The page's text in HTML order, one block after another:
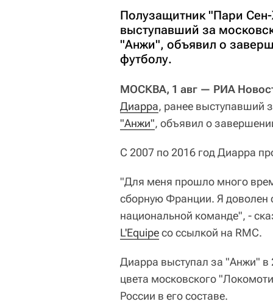
Полузащитник "Пари
выступавший за
"Анжи", объявил о
футболу.
МОСКВА, 1 авг — РИА
Диарра, ранее выступавший
"Анжи", объявил о
С 2007 по 2016 год Диарра
"Для меня прошло много
сборную Франции. Я доволен
национальной команде", -
L'Equipeсо ссылкой на RMC.
Диарра выступал за "Анжи"
цвета московского
России в его составе.